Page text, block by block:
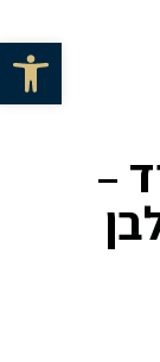
פתח
–